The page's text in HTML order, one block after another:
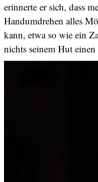
erinnerte er sich, dass
Handumdrehen alles
kann, etwa so wie ein
nichts seinem Hut